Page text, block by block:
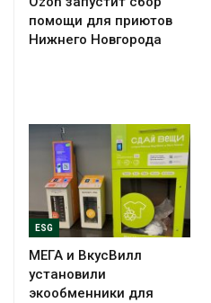
помощи для приютов
Нижнего Новгорода
ESG
МЕГА и ВкусВилл
установили
экообменники для